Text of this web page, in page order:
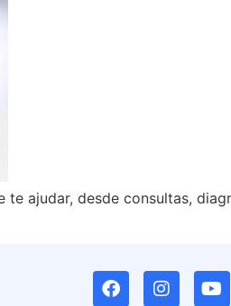
ajudar, desde consultas,